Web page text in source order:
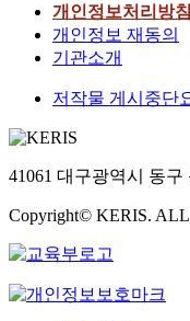
개인정보처리방침
개인정보 재동의
기관소개
저작물 게시중단
41061 대구광역시 동구
Copyright© KERIS.